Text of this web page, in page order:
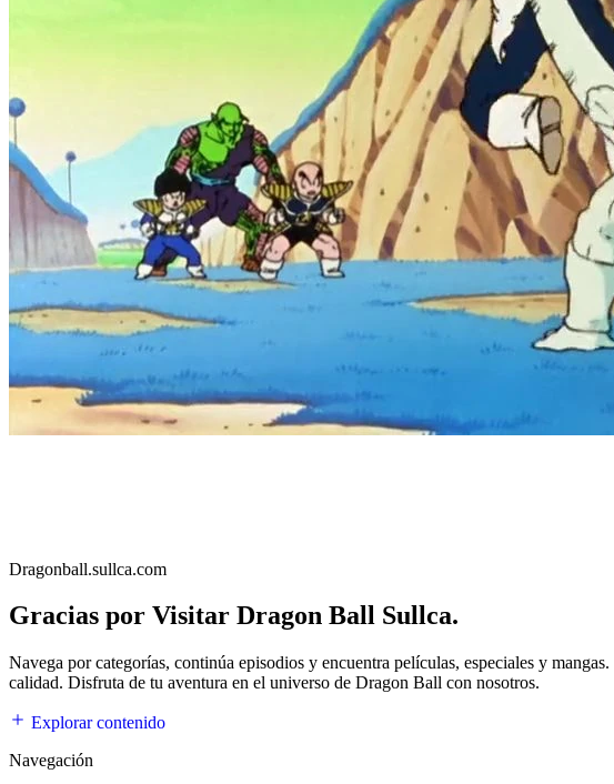
Dragonball.sullca.com
Gracias por Visitar Dragon Ball Sullca.
Navega por categorías, continúa episodios y encuentra películas, especiales y
calidad. Disfruta de tu aventura en el universo de Dragon Ball con nosotros.
Explorar contenido
Navegación